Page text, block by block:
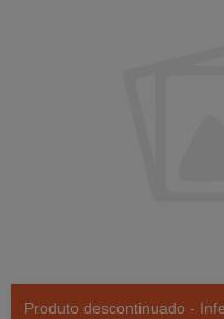
Produto descontinuado -